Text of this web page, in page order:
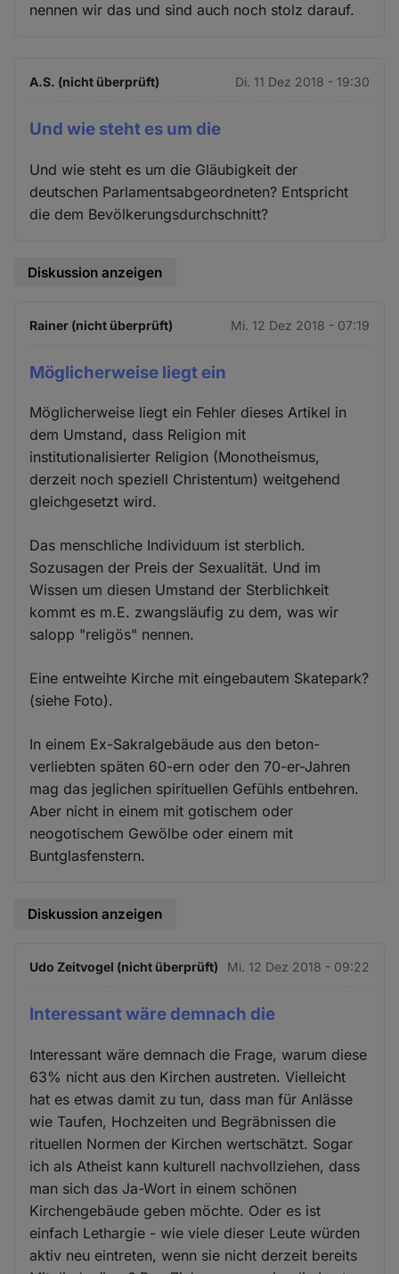
nennen wir das und sind auch noch stolz darauf.
A.S. (nicht überprüft) Di. 11 Dez 2018 - 19:30
Und wie steht es um die
Und wie steht es um die Gläubigkeit der
deutschen Parlamentsabgeordneten? Entspricht
die dem Bevölkerungsdurchschnitt?
Diskussion anzeigen
Rainer (nicht überprüft) Mi. 12 Dez 2018 - 07:19
Möglicherweise liegt ein
Möglicherweise liegt ein Fehler dieses Artikel in
dem Umstand, dass Religion mit
institutionalisierter Religion (Monotheismus,
derzeit noch speziell Christentum) weitgehend
gleichgesetzt wird.
Das menschliche Individuum ist sterblich.
Sozusagen der Preis der Sexualität. Und im
Wissen um diesen Umstand der Sterblichkeit
kommt es m.E. zwangsläufig zu dem, was wir
salopp "religös" nennen.
Eine entweihte Kirche mit eingebautem Skatepark?
(siehe Foto).
In einem Ex-Sakralgebäude aus den beton-
verliebten späten 60-ern oder den 70-er-Jahren
mag das jeglichen spirituellen Gefühls entbehren.
Aber nicht in einem mit gotischem oder
neogotischem Gewölbe oder einem mit
Buntglasfenstern.
Diskussion anzeigen
Udo Zeitvogel (nicht überprüft) Mi. 12 Dez 2018 - 09:22
Interessant wäre demnach die
Interessant wäre demnach die Frage, warum diese
63% nicht aus den Kirchen austreten. Vielleicht
hat es etwas damit zu tun, dass man für Anlässe
wie Taufen, Hochzeiten und Begräbnissen die
rituellen Normen der Kirchen wertschätzt. Sogar
ich als Atheist kann kulturell nachvollziehen, dass
man sich das Ja-Wort in einem schönen
Kirchengebäude geben möchte. Oder es ist
einfach Lethargie - wie viele dieser Leute würden
aktiv neu eintreten, wenn sie nicht derzeit bereits